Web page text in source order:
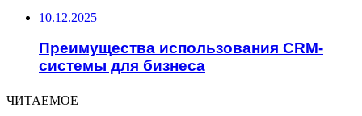
10.12.2025
Преимущества использования CRM-
системы для бизнеса
ЧИТАЕМОЕ